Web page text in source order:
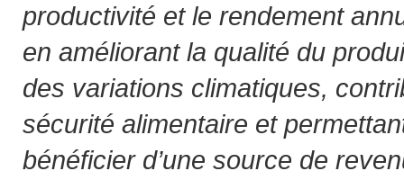
productivité et le rendement
en améliorant la qualité du
des variations climatiques,
sécurité alimentaire et
bénéficier d’une source de